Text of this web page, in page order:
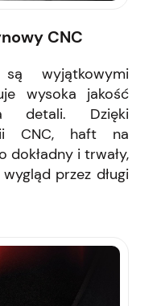
CNC
wyjątkowymi
wysoka jakość
detali. Dzięki
CNC, haft na
i trwały,
przez długi